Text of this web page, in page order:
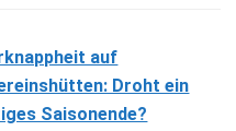
auf
Droht ein
Saisonende?